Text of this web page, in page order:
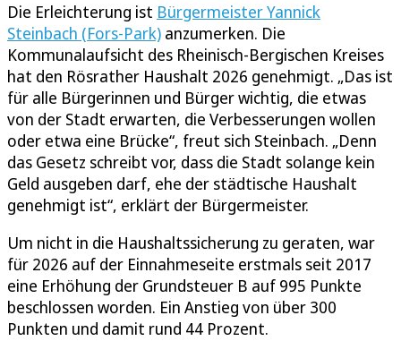
Die Erleichterung ist Bürgermeister Yannick
Steinbach (Fors-Park) anzumerken. Die
Kommunalaufsicht des Rheinisch-Bergischen Kreises
hat den Rösrather Haushalt 2026 genehmigt. „Das ist
für alle Bürgerinnen und Bürger wichtig, die etwas
von der Stadt erwarten, die Verbesserungen wollen
oder etwa eine Brücke“, freut sich Steinbach. „Denn
das Gesetz schreibt vor, dass die Stadt solange kein
Geld ausgeben darf, ehe der städtische Haushalt
genehmigt ist“, erklärt der Bürgermeister.
Um nicht in die Haushaltssicherung zu geraten, war
für 2026 auf der Einnahmeseite erstmals seit 2017
eine Erhöhung der Grundsteuer B auf 995 Punkte
beschlossen worden. Ein Anstieg von über 300
Punkten und damit rund 44 Prozent.